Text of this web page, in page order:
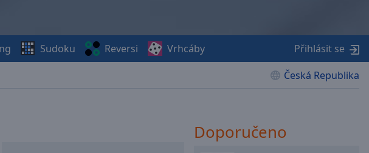
Česká Republika
Sudoku Reversi Vrhcáby Přihlásit se
Doporučeno